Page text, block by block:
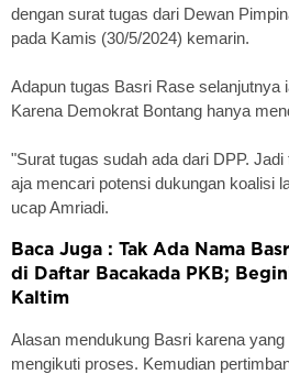
dengan surat tugas dari Dewan
pada Kamis (30/5/2024) kemarin.
Adapun tugas Basri Rase selanjutnya
Karena Demokrat Bontang hanya
"Surat tugas sudah ada dari DPP.
aja mencari potensi dukungan koalisi
ucap Amriadi.
Baca Juga : Tak Ada Nama
di Daftar Bacakada PKB;
Kaltim
Alasan mendukung Basri karena
mengikuti proses. Kemudian